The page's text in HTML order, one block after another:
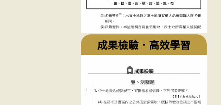
成果檢驗．高效學習